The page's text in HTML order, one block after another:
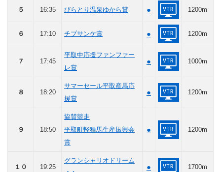
５ 16:35 びらとり温泉ゆから賞 ● 1200m
６ 17:10 チプサンケ賞 ● 1200m
７ 17:45
平取中応援ファンファー
レ賞
● 1000m
８ 18:20
サマーセール平取産馬応
援賞
● 1200m
９ 18:50
協賛競走
平取町軽種馬生産振興会
賞
● 1200m
１０ 19:25
グランシャリオドリーム
● 1700m